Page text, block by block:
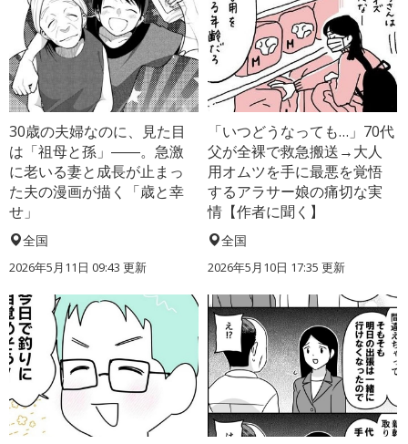
30歳の夫婦なのに、見た目
は「祖母と孫」――。急激
に老いる妻と成長が止まっ
た夫の漫画が描く「歳と幸
せ」
全国
2026年5月11日 09:43 更新
「いつどうなっても…」70代
父が全裸で救急搬送→大人
用オムツを手に最悪を覚悟
するアラサー娘の痛切な実
情【作者に聞く】
全国
2026年5月10日 17:35 更新